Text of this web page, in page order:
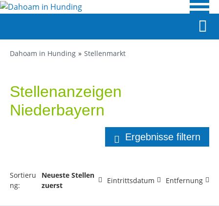
Dahoam in Hunding Stellenmarkt
Stellenanzeigen
Niederbayern
Ergebnisse filtern
Sortieru
ng:
Neueste Stellen
zuerst
Eintrittsdatum Entfernung